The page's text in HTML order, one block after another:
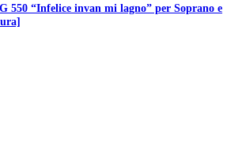
550 “Infelice invan mi lagno” per Soprano e